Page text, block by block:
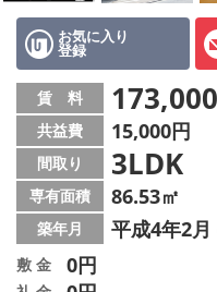
お気に入り
登録
賃 料 173,000
共益費 15,000円
間取り 3LDK
専有面積 86.53㎡
築年月 平成4年2
敷 金 0円